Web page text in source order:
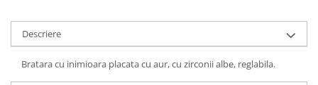
Descriere
Bratara cu inimioara placata cu aur, cu zirconii albe, reglabila.